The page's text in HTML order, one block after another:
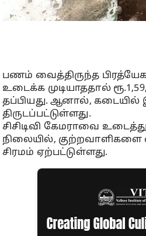
பணம் வைத்திருந்த பிரத்யேக
உடைக்க முடியாததால்
தப்பியது. ஆனால், கடையில்
திருடப்பட்டுள்ளது.
சிசிடிவி கேமராவை
நிலையில், குற்றவாளிகளை
சிரமம் ஏற்பட்டுள்ளது.